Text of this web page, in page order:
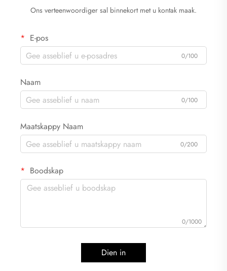
Ons verteenwoordiger sal binnekort met u kontak maak.
E-pos
0/100
Naam
0/100
Maatskappy Naam
0/200
Boodskap
0/1000
Dien in